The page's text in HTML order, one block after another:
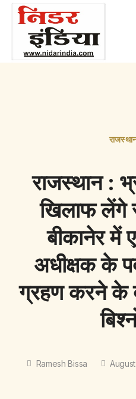
राजस्थान :
खिलाफ लेंगे
बीकानेर में
अधीक्षक के
ग्रहण करने के
Ramesh Bissa